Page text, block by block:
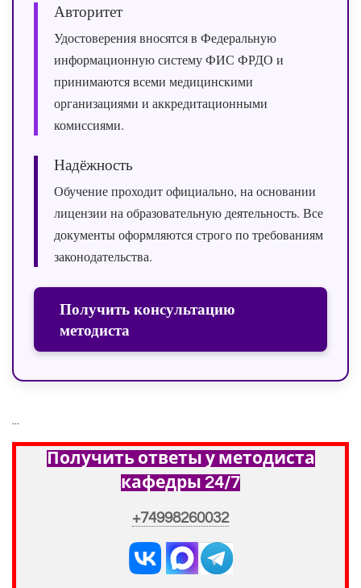
Авторитет
Удостоверения вносятся в Федеральную
информационную систему ФИС ФРДО и
принимаются всеми медицинскими
организациями и аккредитационными
комиссиями.
Надёжность
Обучение проходит официально, на основании
лицензии на образовательную деятельность. Все
документы оформляются строго по требованиям
законодательства.
Получить консультацию
методиста
...
Получить ответы у методиста
кафедры 24/7
+74998260032